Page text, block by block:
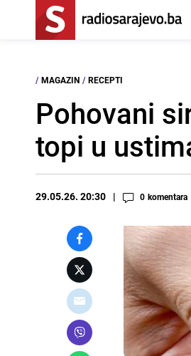
/ MAGAZIN / RECEPTI
Pohovani
topi u
29.05.26. 20:30 0 komentara